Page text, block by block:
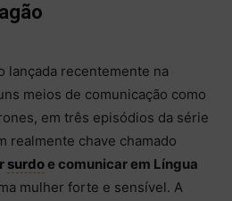
lançada recentemente na
meios de comunicação como
em três episódios da série
realmente chave chamado
surdoe comunicar em Língua
mulher forte e sensível. A